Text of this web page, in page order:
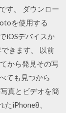
す。 ダウンロー
を使用する
iOSデバイスか
きます。 以前
から発見その写
ても見つから
真とビデオを簡
iPhone8、